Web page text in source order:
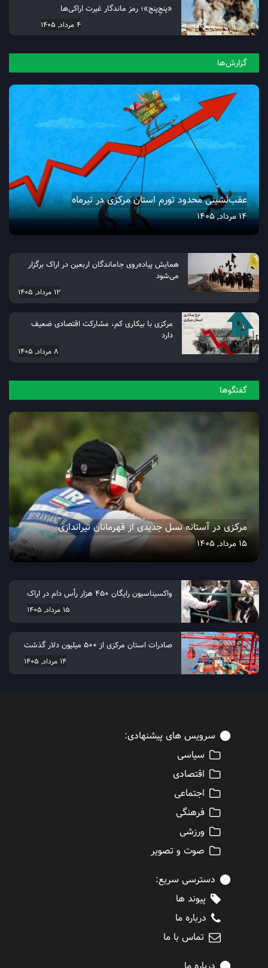
«پنجِ‌پنج»؛ رمز ماندگار غیرت اراکی‌ها
4 مرداد, 1405
گزارش‌ها
عقب‌نشینی محدود تورم استان مرکزی در تیرماه
14 مرداد, 1405
همایش پیاده‌روی جاماندگان اربعین در اراک برگزار
می‌شود
12 مرداد, 1405
مرکزی با بیکاری کم، مشارکت اقتصادی ضعیف
دارد
8 مرداد, 1405
گفتگو‌ها
مرکزی در آستانه نسل جدیدی از قهرمانان تیراندازی
15 مرداد, 1405
واکسیناسیون رایگان ۴۵۰ هزار رأس دام در اراک
15 مرداد, 1405
صادرات استان مرکزی از 500 میلیون دلار گذشت
14 مرداد, 1405
سرویس های پیشنهادی:
سیاسی
اقتصادی
اجتماعی
فرهنگی
ورزشی
صوت و تصویر
دسترسی سریع:
پیوند ها
درباره ما
تماس با ما